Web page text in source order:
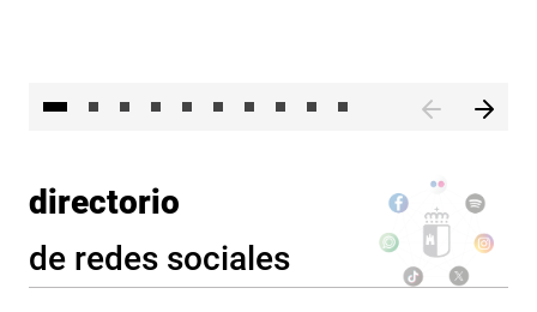
directorio
de redes sociales